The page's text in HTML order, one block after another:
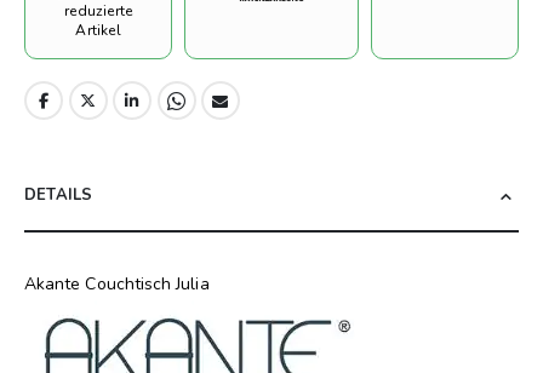
reduzierte
Artikel
DETAILS
Akante Couchtisch Julia